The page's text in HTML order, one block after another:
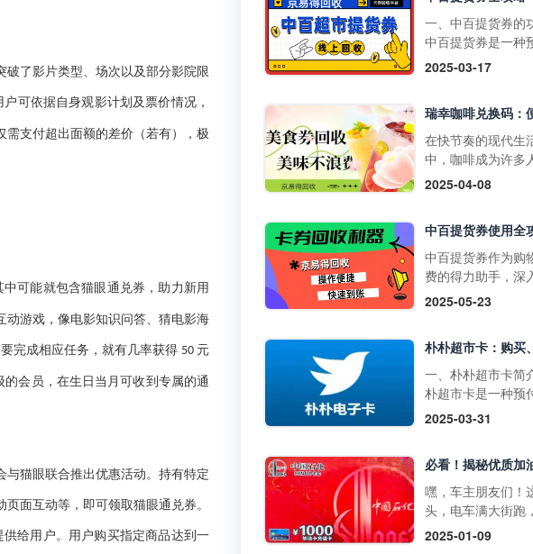
了影片类型、场次以及部分影院限
可依据自身观影计划及票价情况，
需支付超出面额的差价（若有），极
可能就包含猫眼通兑券，助力新用
动游戏，像电影知识问答、猜电影海
完成相应任务，就有几率获得 50 元
会员，在生日当月可收到专属的通
猫眼联合推出优惠活动。持有特定
面互动等，即可领取猫眼通兑券。
给用户。用户购买指定商品达到一
类商品。它还可以
超市的其他促销活
物更加划算。不过
草、酒类、礼品卡
值卡等特殊商品。
大润发购物卡的购
式1. 线上购买：•
发优鲜APP：下载
录后在“我的”页面
卡”，选择面值并
支付。• 第三方平
如淘宝，搜索“大
舰店或授权....
一、中百提货券的
中百提货券是一种
式购物卡，可以在
惠。它不仅可以用
买日常商品，还可
特定活动期间享受
的获取方式1. 线上
APP参与活动，完
定任务即可获得提
券。• 在中百线上
购物满一定金额后
获赠提货券。2. 线
物满一定金额后，
线下活动，并达到
条件，即可获得提
券。三、中百提货
用：•&nb....
2025-03-17
在快节奏的现代生
中，咖啡成为许多
启活力一天或缓解
品，如经典的拿铁
爽的生椰拿铁，以
断推陈出新的季节
据了重要地位。而
活的消费凭证，为
爱好者们带来了诸
利。不过，生活中
会出现兑换码闲置
况，别担心，京易
难，让闲置兑换码
啡兑换码：获取与
丰富的获取途径官
道：瑞幸咖啡APP
2025-04-08
中百提货券作为购
费的得力助手，深
解其使用方法，能
惠。 使用范围广泛
百提货券主要适用
百仓储、中百超市
无论是采购米面粮
还是挑选家居用品
人护理产品，甚至
百罗森便利店购买
食品、冰激凌等，
使用提货券轻松结
2025-05-23
一、朴朴超市卡简
朴超市卡是一种预
卡，可在朴朴超市
不仅具有支付功能
提供多种优惠和特
如折扣、积分奖励
购买渠道1.朴朴超
2025-03-31
嘿，车主朋友们！
头，电车满大街跑
里的加油卡是不是
2025-01-09